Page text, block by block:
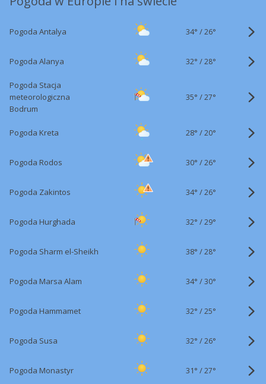
Pogoda Antalya 34° /26°
Pogoda Alanya 32° /28°
Pogoda Stacja
meteorologiczna
Bodrum
35° /27°
Pogoda Kreta 28° /20°
Pogoda Rodos 30° /26°
Pogoda Zakintos 34° /26°
Pogoda Hurghada 32° /29°
Pogoda Sharm el-Sheikh 38° /28°
Pogoda Marsa Alam 34° /30°
Pogoda Hammamet 32° /25°
Pogoda Susa 32° /26°
Pogoda Monastyr 31° /27°